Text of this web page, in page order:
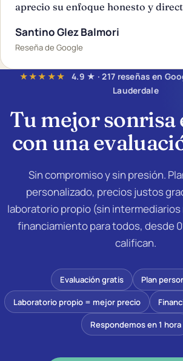
aprecio su enfoque honesto y
Santino Glez Balmori
Reseña de Google
★★★★★
4.9 ★ · 217 reseñas en
Lauderdale
Tu mejor sonrisa
con una
Sin compromiso y sin presión.
personalizado, precios justos
laboratorio propio (sin
financiamiento para todos, desde
califican.
Evaluación gratis Plan
Laboratorio propio = mejor precio
Respondemos en 1 hora